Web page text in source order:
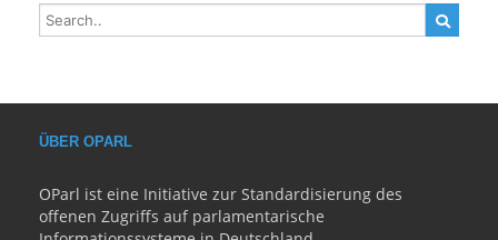
ÜBER OPARL
OParl ist eine Initiative zur Standardisierung des
offenen Zugriffs auf parlamentarische